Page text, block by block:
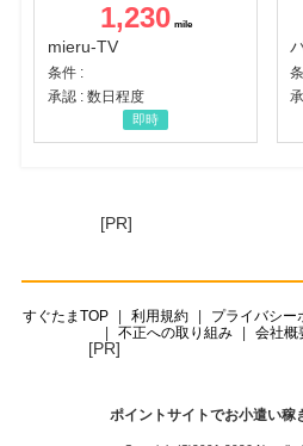
1,230
mieru-TV
条件 :
承認 : 数日程度
即時
[PR]
すぐたまTOP 利用規約 プライバシー
不正への取り組み
会社概
[PR]
ポイントサイトでお小遣い稼